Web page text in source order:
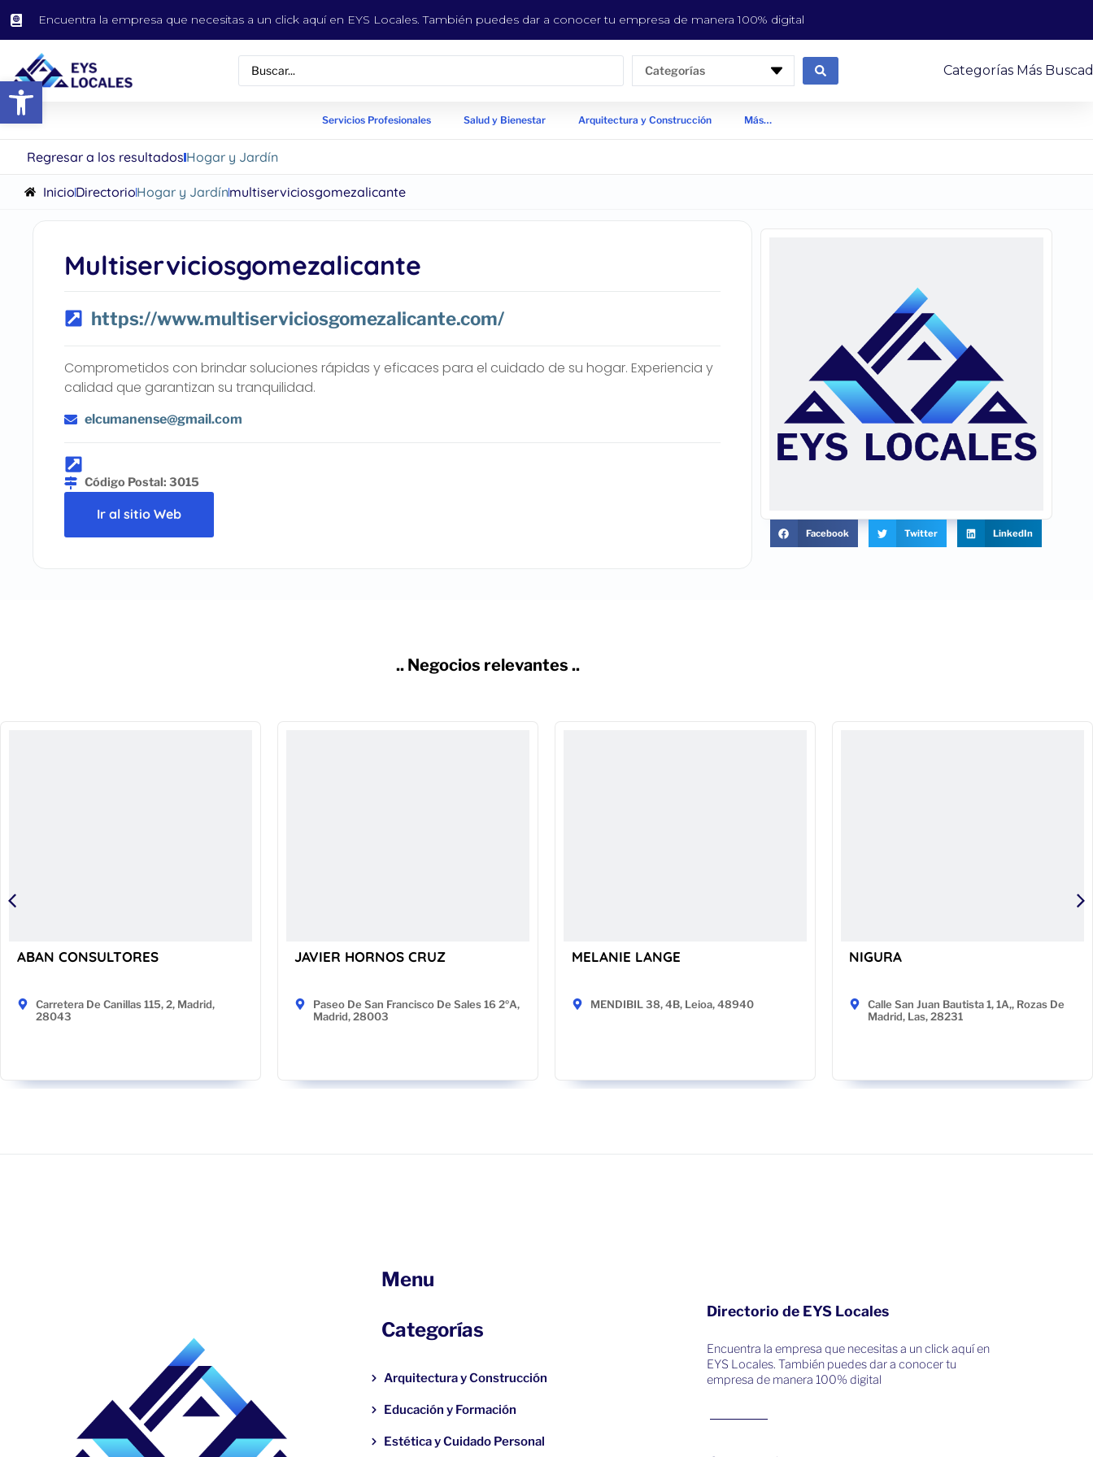
Abrir barra de herramientas
Encuentra la empresa que necesitas a un click aquí en EYS Locales. También puedes dar a conocer tu empresa de manera 100% digital
Categorías Categorías Más
Servicios Profesionales Salud y Bienestar Arquitectura y Construcción Más…
Regresar a los resultadosHogar y Jardín
InicioDirectorioHogar y Jardínmultiserviciosgomezalicante
Multiserviciosgomezalicante
https://www.multiserviciosgomezalicante.com/
Comprometidos con brindar soluciones rápidas y eficaces para el cuidado de su hogar. Experiencia y
calidad que garantizan su tranquilidad.
elcumanense@gmail.com
Código Postal: 3015
Ir al sitio Web
Facebook Twitter LinkedIn
.. Negocios relevantes ..
ABAN CONSULTORES
Carretera De Canillas 115, 2, Madrid,
28043
JAVIER HORNOS CRUZ
Paseo De San Francisco De Sales 16 2ºA,
Madrid, 28003
MELANIE LANGE
MENDIBIL 38, 4B, Leioa, 48940
NIGURA
Calle San Juan Bautista 1, 1A,, Rozas De
Madrid, Las, 28231
Menu
Categorías
Arquitectura y Construcción
Educación y Formación
Estética y Cuidado Personal
Directorio de EYS Locales
Encuentra la empresa que necesitas a un click aquí en
EYS Locales. También puedes dar a conocer tu
empresa de manera 100% digital